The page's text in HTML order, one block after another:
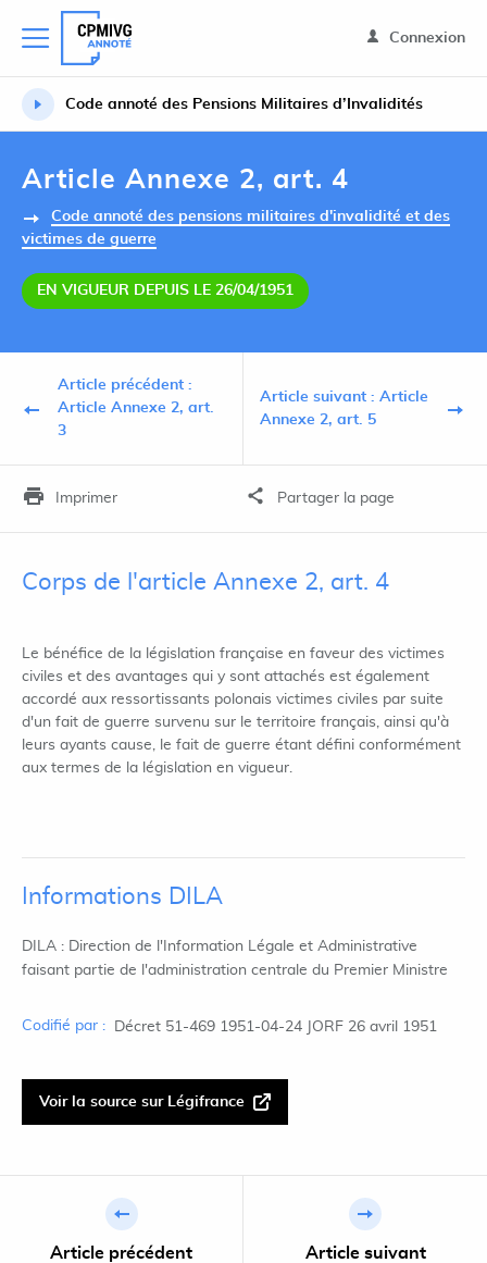
Connexion
Code annoté des Pensions Militaires d’Invalidités
Article Annexe 2, art. 4
Code annoté des pensions militaires d'invalidité et des
victimes de guerre
EN VIGUEUR DEPUIS LE 26/04/1951
Article précédent :
Article Annexe 2, art.
3
Article suivant : Article
Annexe 2, art. 5
Imprimer Partager la page
Corps de l'article Annexe 2, art. 4
Le bénéfice de la législation française en faveur des victimes
civiles et des avantages qui y sont attachés est également
accordé aux ressortissants polonais victimes civiles par suite
d'un fait de guerre survenu sur le territoire français, ainsi qu'à
leurs ayants cause, le fait de guerre étant défini conformément
aux termes de la législation en vigueur.
Informations DILA
DILA : Direction de l'Information Légale et Administrative
faisant partie de l'administration centrale du Premier Ministre
Codifié par : Décret 51-469 1951-04-24 JORF 26 avril 1951
Voir la source sur Légifrance
Article précédent Article suivant